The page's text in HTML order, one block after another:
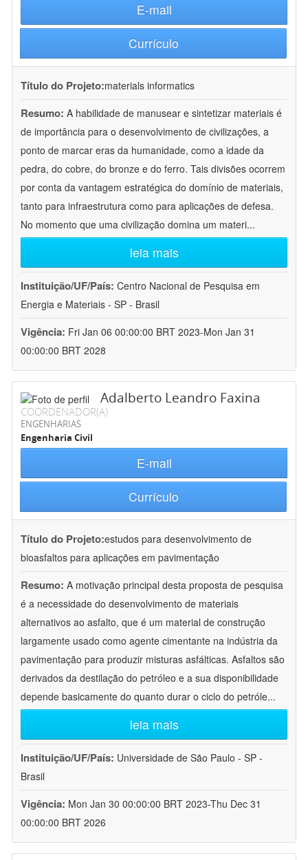
E-mail
Currículo
Título do Projeto:materials informatics
Resumo: A habilidade de manusear e sintetizar materiais é
de importância para o desenvolvimento de civilizações, a
ponto de marcar eras da humanidade, como a idade da
pedra, do cobre, do bronze e do ferro. Tais divisões ocorrem
por conta da vantagem estratégica do domínio de materiais,
tanto para infraestrutura como para aplicações de defesa.
No momento que uma civilização domina um materi...
leia mais
Instituição/UF/País: Centro Nacional de Pesquisa em
Energia e Materiais - SP - Brasil
Vigência: Fri Jan 06 00:00:00 BRT 2023-Mon Jan 31
00:00:00 BRT 2028
Adalberto Leandro Faxina
COORDENADOR(A)
ENGENHARIAS
Engenharia Civil
E-mail
Currículo
Título do Projeto:estudos para desenvolvimento de
bioasfaltos para aplicações em pavimentação
Resumo: A motivação principal desta proposta de pesquisa
é a necessidade do desenvolvimento de materiais
alternativos ao asfalto, que é um material de construção
largamente usado como agente cimentante na indústria da
pavimentação para produzir misturas asfálticas. Asfaltos são
derivados da destilação do petróleo e a sua disponibilidade
depende basicamente do quanto durar o ciclo do petróle...
leia mais
Instituição/UF/País: Universidade de São Paulo - SP -
Brasil
Vigência: Mon Jan 30 00:00:00 BRT 2023-Thu Dec 31
00:00:00 BRT 2026